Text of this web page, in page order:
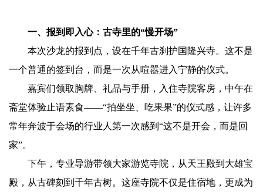
一、报到即入心：古寺里的“慢开场”
本次沙龙的报到点，设在千年古刹护国隆兴寺。这不是
一个普通的签到台，而是一次从喧嚣进入宁静的仪式。
嘉宾们领取胸牌、礼品与手册，入住寺院客房，中午在
斋堂体验止语素食——“拍坐坐、吃果果”的仪式感，让许多
常年奔波于会场的行业人第一次感到“这不是开会，而是回
家”。
下午，专业导游带领大家游览寺院，从天王殿到大雄宝
殿，从古碑刻到千年古树。这座寺院不仅是住宿地，更成为